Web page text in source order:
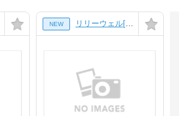
NEW リリーウェル[3階]